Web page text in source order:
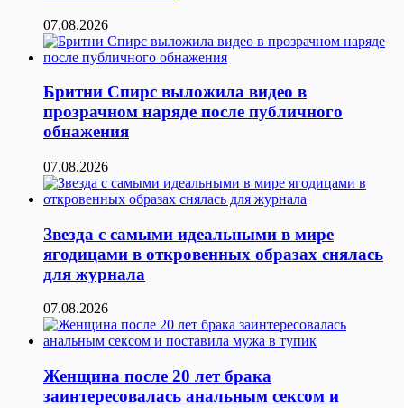
07.08.2026
Бритни Спирс выложила видео в
прозрачном наряде после публичного
обнажения
07.08.2026
Звезда с самыми идеальными в мире
ягодицами в откровенных образах снялась
для журнала
07.08.2026
Женщина после 20 лет брака
заинтересовалась анальным сексом и